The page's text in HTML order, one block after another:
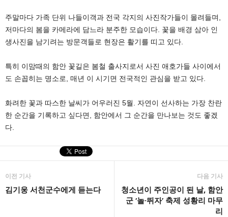
주말마다 가족 단위 나들이객과 전국 각지의 사진작가들이 몰려들며,
저마다의 봄을 카메라에 담느라 분주한 모습이다. 꽃을 배경 삼아 인
생사진을 남기려는 방문객들로 현장은 활기를 띠고 있다.
특히 이맘때의 함안 꽃길은 봄철 출사지로서 사진 애호가들 사이에서
도 손꼽히는 명소로, 매년 이 시기면 전국적인 관심을 받고 있다.
화려한 꽃과 따스한 날씨가 어우러진 5월. 자연이 선사하는 가장 찬란
한 순간을 기록하고 싶다면, 함안에서 그 순간을 만나보는 것도 좋겠
다.
이전 기사
김기웅 서천군수에게 듣는다
다음 기사
청소년이 주인공이 된 날, 함안
군 ‘놀·뛰자’ 축제 성황리 마무
리